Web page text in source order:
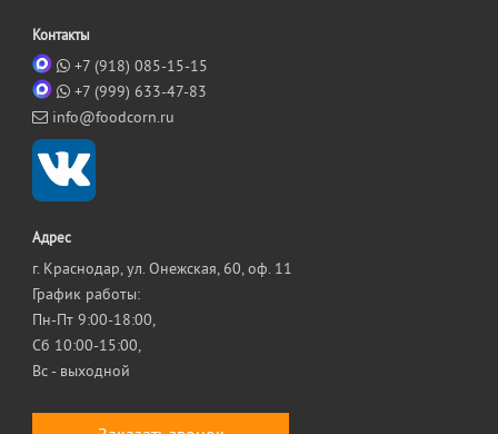
Контакты
+7 (918) 085-15-15
+7 (999) 633-47-83
info@foodcorn.ru
Адрес
г. Краснодар, ул. Онежская, 60, оф. 11
График работы:
Пн-Пт 9:00-18:00,
Сб 10:00-15:00,
Вс - выходной